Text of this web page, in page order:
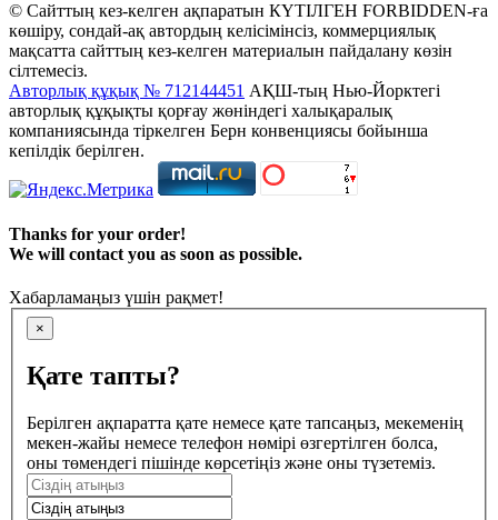
© Сайттың кез-келген ақпаратын КҮТІЛГЕН FORBIDDEN-ға
көшіру, сондай-ақ автордың келісімінсіз, коммерциялық
мақсатта сайттың кез-келген материалын пайдалану көзін
сілтемесіз.
Авторлық құқық № 712144451 АҚШ-тың Нью-Йорктегі
авторлық құқықты қорғау жөніндегі халықаралық
компаниясында тіркелген Берн конвенциясы бойынша
кепілдік берілген.
Thanks for your order!
We will contact you as soon as possible.
Хабарламаңыз үшін рақмет!
×
Қате тапты?
Берілген ақпаратта қате немесе қате тапсаңыз, мекеменің
мекен-жайы немесе телефон нөмірі өзгертілген болса,
оны төмендегі пішінде көрсетіңіз және оны түзетеміз.